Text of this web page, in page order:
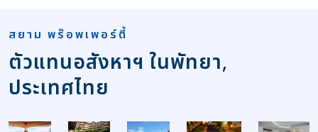
สยาม พร๊อพเพอร์ตี้
ตัวแทนอสังหาฯ ในพัทยา,
ประเทศไทย